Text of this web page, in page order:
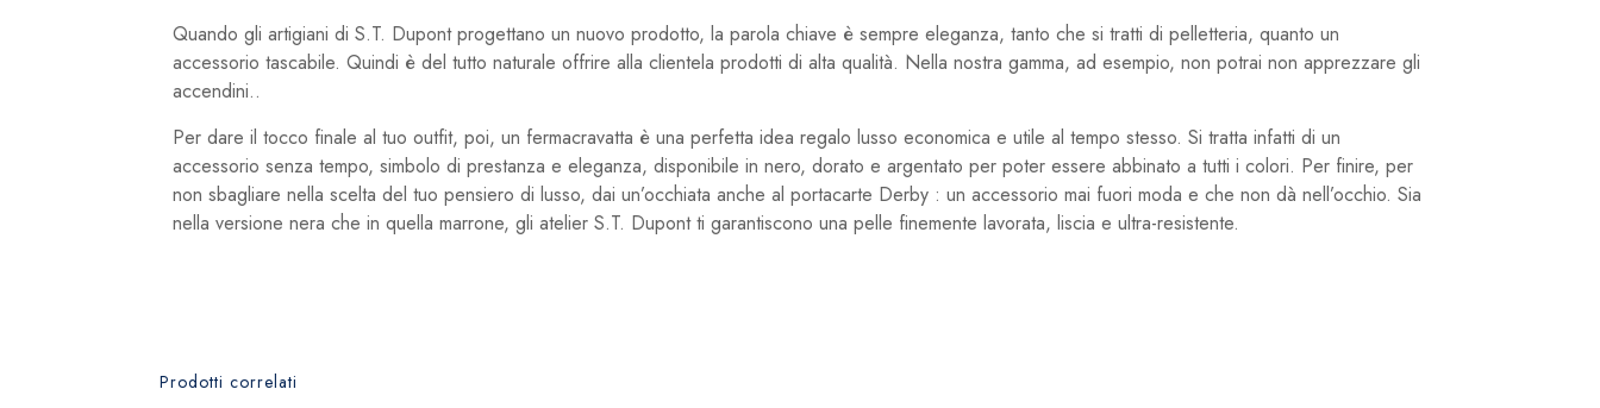
Quando gli artigiani di S.T. Dupont progettano un nuovo prodotto, la parola chiave è sempre eleganza, tanto che si tratti di pelletteria, quanto un
accessorio tascabile. Quindi è del tutto naturale offrire alla clientela prodotti di alta qualità. Nella nostra gamma, ad esempio, non potrai non apprezzare gli
accendini..
Per dare il tocco finale al tuo outfit, poi, un fermacravatta è una perfetta idea regalo lusso economica e utile al tempo stesso. Si tratta infatti di un
accessorio senza tempo, simbolo di prestanza e eleganza, disponibile in nero, dorato e argentato per poter essere abbinato a tutti i colori. Per finire, per
non sbagliare nella scelta del tuo pensiero di lusso, dai un’occhiata anche al portacarte Derby : un accessorio mai fuori moda e che non dà nell’occhio. Sia
nella versione nera che in quella marrone, gli atelier S.T. Dupont ti garantiscono una pelle finemente lavorata, liscia e ultra-resistente.
Prodotti correlati